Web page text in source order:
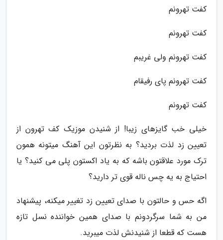
کفت تهرونم
کفت تهرونم
کفت تهرونم ولی غریبم
کفت تهرونم پای رفیقام
کفت تهرونم
خیلی خب گایزهای زیبا! از شنیدن موزیک کف تهرون از
تعیین زد لذت بردید؟ به نظرتون این آهنگ میتونه همون
ترک مورد علاقتون باشه که به یاد اکستون پلی می کنید؟ یا
احتیاج به یه چس ناله قوی تر دارید؟
اگه حس و حالتون با صدای تعیین زد تغییر میکنه، پیشنهاد
من به شما سرگردونم با صدای همین خواننده نسل تازه
هست که قطعا از شنیدنش لذت میبرید.